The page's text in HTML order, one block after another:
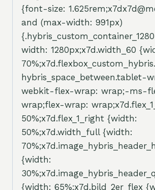
{font-size:
and (max-width: 991px)
width: 1280px;x7d.width_60
hybris_space_between.tablet-
webkit-flex-wrap: wrap;-ms-
wrap;flex-wrap:
50%;x7d.flex_1_right {width:
50%;x7d.width_full {width:
{width:
{width: 65%;x7d.bild_2er_flex